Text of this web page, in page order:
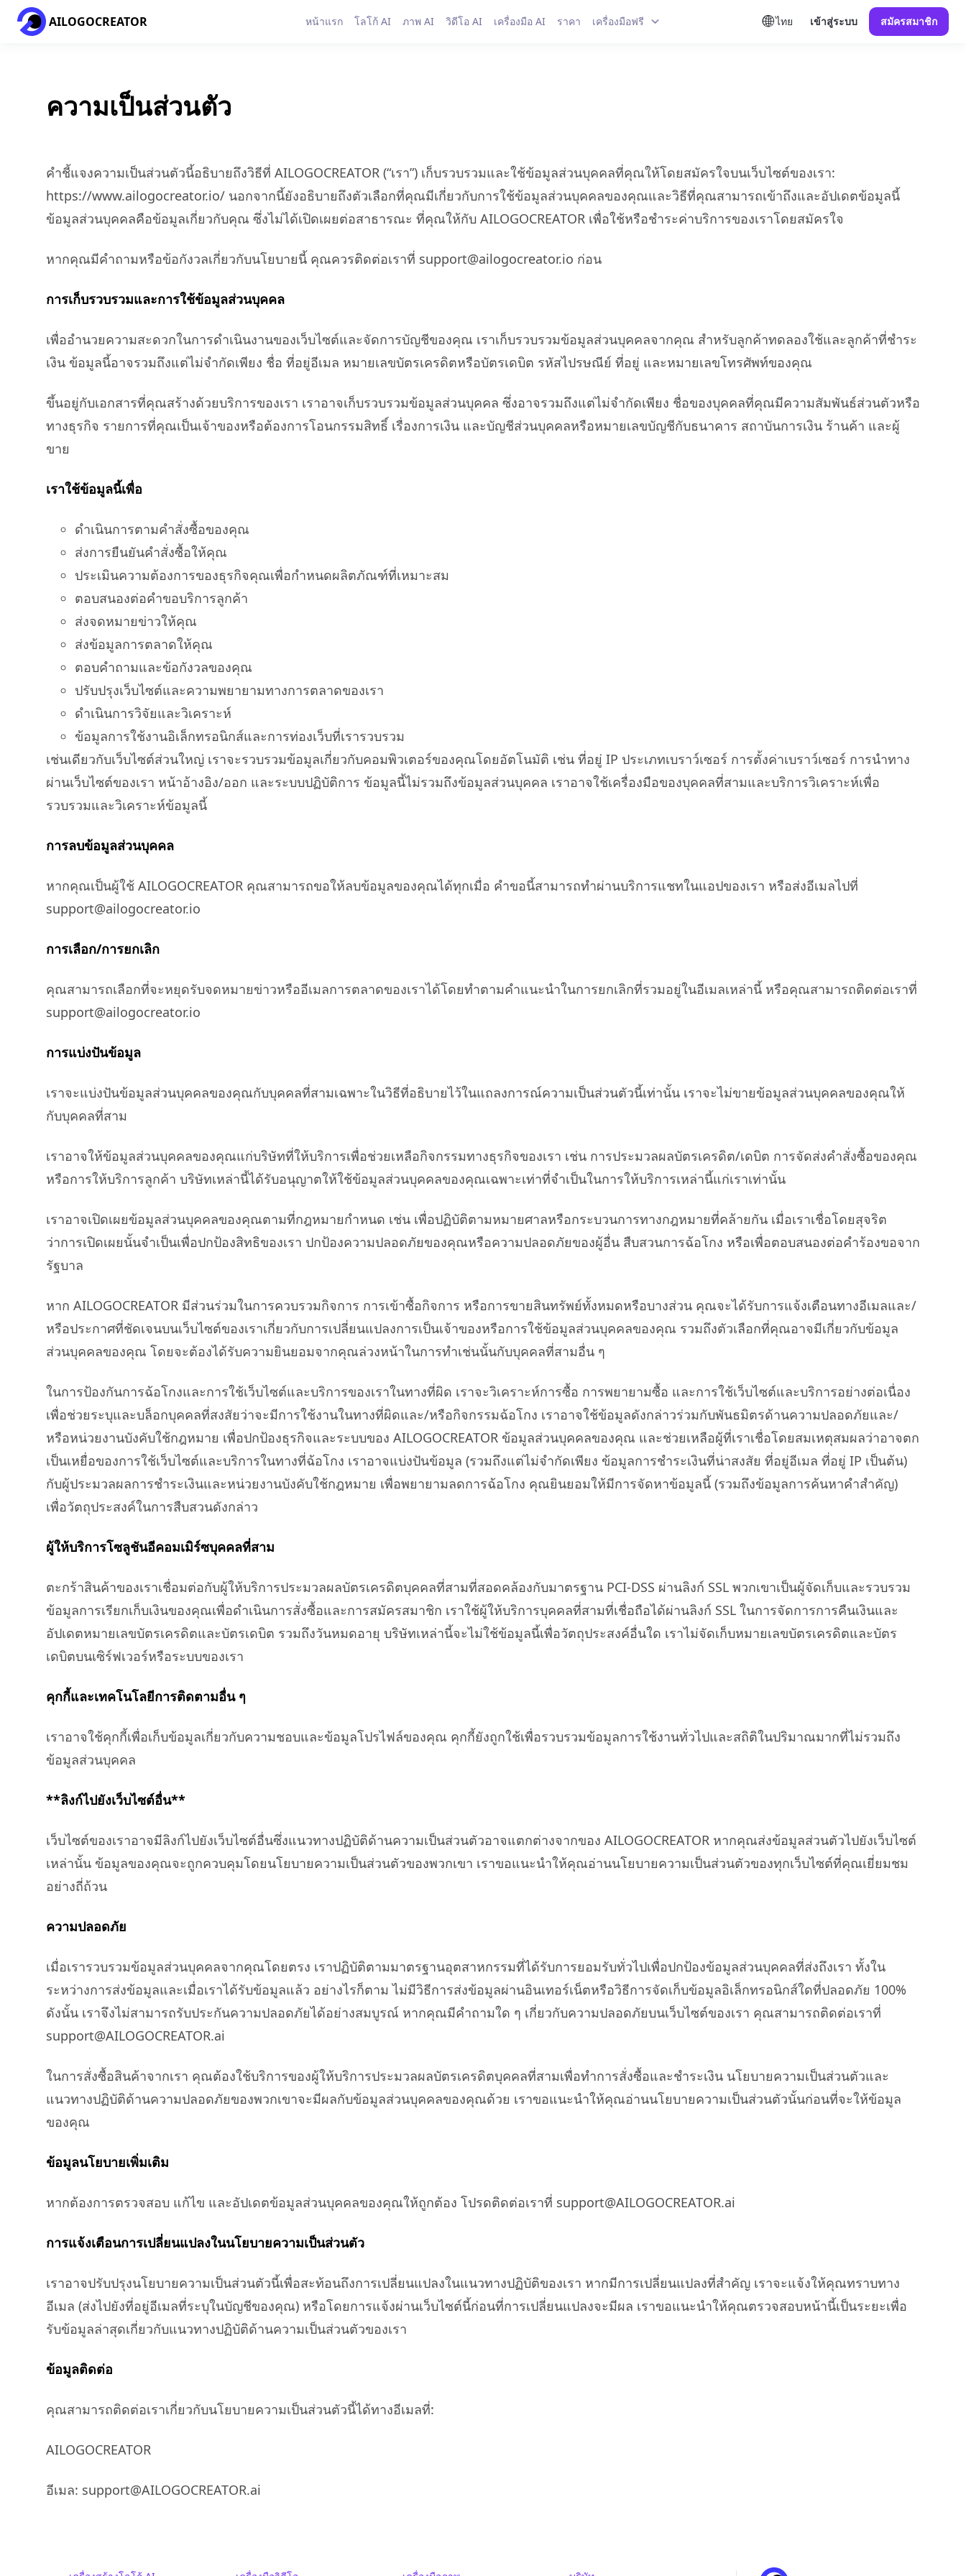
AILOGOCREATOR หน้าแรก โลโก้ AI ภาพ AI วิดีโอ AI เครื่องมือ AI ราคา เครื่องมือฟรี ไทย เข้าสู่ระบบ สมัครสมาชิก
ความเป็นส่วนตัว
คำชี้แจงความเป็นส่วนตัวนี้อธิบายถึงวิธีที่ AILOGOCREATOR (“เรา”) เก็บรวบรวมและใช้ข้อมูลส่วนบุคคลที่คุณให้โดยสมัครใจบนเว็บไซต์ของเรา:
https://www.ailogocreator.io/ นอกจากนี้ยังอธิบายถึงตัวเลือกที่คุณมีเกี่ยวกับการใช้ข้อมูลส่วนบุคคลของคุณและวิธีที่คุณสามารถเข้าถึงและอัปเดตข้อมูลนี้
ข้อมูลส่วนบุคคลคือข้อมูลเกี่ยวกับคุณ ซึ่งไม่ได้เปิดเผยต่อสาธารณะ ที่คุณให้กับ AILOGOCREATOR เพื่อใช้หรือชำระค่าบริการของเราโดยสมัครใจ
หากคุณมีคำถามหรือข้อกังวลเกี่ยวกับนโยบายนี้ คุณควรติดต่อเราที่ support@ailogocreator.io ก่อน
การเก็บรวบรวมและการใช้ข้อมูลส่วนบุคคล
เพื่ออำนวยความสะดวกในการดำเนินงานของเว็บไซต์และจัดการบัญชีของคุณ เราเก็บรวบรวมข้อมูลส่วนบุคคลจากคุณ สำหรับลูกค้าทดลองใช้และลูกค้าที่ชำระ
เงิน ข้อมูลนี้อาจรวมถึงแต่ไม่จำกัดเพียง ชื่อ ที่อยู่อีเมล หมายเลขบัตรเครดิตหรือบัตรเดบิต รหัสไปรษณีย์ ที่อยู่ และหมายเลขโทรศัพท์ของคุณ
ขึ้นอยู่กับเอกสารที่คุณสร้างด้วยบริการของเรา เราอาจเก็บรวบรวมข้อมูลส่วนบุคคล ซึ่งอาจรวมถึงแต่ไม่จำกัดเพียง ชื่อของบุคคลที่คุณมีความสัมพันธ์ส่วนตัวหรือ
ทางธุรกิจ รายการที่คุณเป็นเจ้าของหรือต้องการโอนกรรมสิทธิ์ เรื่องการเงิน และบัญชีส่วนบุคคลหรือหมายเลขบัญชีกับธนาคาร สถาบันการเงิน ร้านค้า และผู้
ขาย
เราใช้ข้อมูลนี้เพื่อ
ดำเนินการตามคำสั่งซื้อของคุณ
ส่งการยืนยันคำสั่งซื้อให้คุณ
ประเมินความต้องการของธุรกิจคุณเพื่อกำหนดผลิตภัณฑ์ที่เหมาะสม
ตอบสนองต่อคำขอบริการลูกค้า
ส่งจดหมายข่าวให้คุณ
ส่งข้อมูลการตลาดให้คุณ
ตอบคำถามและข้อกังวลของคุณ
ปรับปรุงเว็บไซต์และความพยายามทางการตลาดของเรา
ดำเนินการวิจัยและวิเคราะห์
ข้อมูลการใช้งานอิเล็กทรอนิกส์และการท่องเว็บที่เรารวบรวม
เช่นเดียวกับเว็บไซต์ส่วนใหญ่ เราจะรวบรวมข้อมูลเกี่ยวกับคอมพิวเตอร์ของคุณโดยอัตโนมัติ เช่น ที่อยู่ IP ประเภทเบราว์เซอร์ การตั้งค่าเบราว์เซอร์ การนำทาง
ผ่านเว็บไซต์ของเรา หน้าอ้างอิง/ออก และระบบปฏิบัติการ ข้อมูลนี้ไม่รวมถึงข้อมูลส่วนบุคคล เราอาจใช้เครื่องมือของบุคคลที่สามและบริการวิเคราะห์เพื่อ
รวบรวมและวิเคราะห์ข้อมูลนี้
การลบข้อมูลส่วนบุคคล
หากคุณเป็นผู้ใช้ AILOGOCREATOR คุณสามารถขอให้ลบข้อมูลของคุณได้ทุกเมื่อ คำขอนี้สามารถทำผ่านบริการแชทในแอปของเรา หรือส่งอีเมลไปที่
support@ailogocreator.io
การเลือก/การยกเลิก
คุณสามารถเลือกที่จะหยุดรับจดหมายข่าวหรืออีเมลการตลาดของเราได้โดยทำตามคำแนะนำในการยกเลิกที่รวมอยู่ในอีเมลเหล่านี้ หรือคุณสามารถติดต่อเราที่
support@ailogocreator.io
การแบ่งปันข้อมูล
เราจะแบ่งปันข้อมูลส่วนบุคคลของคุณกับบุคคลที่สามเฉพาะในวิธีที่อธิบายไว้ในแถลงการณ์ความเป็นส่วนตัวนี้เท่านั้น เราจะไม่ขายข้อมูลส่วนบุคคลของคุณให้
กับบุคคลที่สาม
เราอาจให้ข้อมูลส่วนบุคคลของคุณแก่บริษัทที่ให้บริการเพื่อช่วยเหลือกิจกรรมทางธุรกิจของเรา เช่น การประมวลผลบัตรเครดิต/เดบิต การจัดส่งคำสั่งซื้อของคุณ
หรือการให้บริการลูกค้า บริษัทเหล่านี้ได้รับอนุญาตให้ใช้ข้อมูลส่วนบุคคลของคุณเฉพาะเท่าที่จำเป็นในการให้บริการเหล่านี้แก่เราเท่านั้น
เราอาจเปิดเผยข้อมูลส่วนบุคคลของคุณตามที่กฎหมายกำหนด เช่น เพื่อปฏิบัติตามหมายศาลหรือกระบวนการทางกฎหมายที่คล้ายกัน เมื่อเราเชื่อโดยสุจริต
ว่าการเปิดเผยนั้นจำเป็นเพื่อปกป้องสิทธิของเรา ปกป้องความปลอดภัยของคุณหรือความปลอดภัยของผู้อื่น สืบสวนการฉ้อโกง หรือเพื่อตอบสนองต่อคำร้องขอจาก
รัฐบาล
หาก AILOGOCREATOR มีส่วนร่วมในการควบรวมกิจการ การเข้าซื้อกิจการ หรือการขายสินทรัพย์ทั้งหมดหรือบางส่วน คุณจะได้รับการแจ้งเตือนทางอีเมลและ/
หรือประกาศที่ชัดเจนบนเว็บไซต์ของเราเกี่ยวกับการเปลี่ยนแปลงการเป็นเจ้าของหรือการใช้ข้อมูลส่วนบุคคลของคุณ รวมถึงตัวเลือกที่คุณอาจมีเกี่ยวกับข้อมูล
ส่วนบุคคลของคุณ โดยจะต้องได้รับความยินยอมจากคุณล่วงหน้าในการทำเช่นนั้นกับบุคคลที่สามอื่น ๆ
ในการป้องกันการฉ้อโกงและการใช้เว็บไซต์และบริการของเราในทางที่ผิด เราจะวิเคราะห์การซื้อ การพยายามซื้อ และการใช้เว็บไซต์และบริการอย่างต่อเนื่อง
เพื่อช่วยระบุและบล็อกบุคคลที่สงสัยว่าจะมีการใช้งานในทางที่ผิดและ/หรือกิจกรรมฉ้อโกง เราอาจใช้ข้อมูลดังกล่าวร่วมกับพันธมิตรด้านความปลอดภัยและ/
หรือหน่วยงานบังคับใช้กฎหมาย เพื่อปกป้องธุรกิจและระบบของ AILOGOCREATOR ข้อมูลส่วนบุคคลของคุณ และช่วยเหลือผู้ที่เราเชื่อโดยสมเหตุสมผลว่าอาจตก
เป็นเหยื่อของการใช้เว็บไซต์และบริการในทางที่ฉ้อโกง เราอาจแบ่งปันข้อมูล (รวมถึงแต่ไม่จำกัดเพียง ข้อมูลการชำระเงินที่น่าสงสัย ที่อยู่อีเมล ที่อยู่ IP เป็นต้น)
กับผู้ประมวลผลการชำระเงินและหน่วยงานบังคับใช้กฎหมาย เพื่อพยายามลดการฉ้อโกง คุณยินยอมให้มีการจัดหาข้อมูลนี้ (รวมถึงข้อมูลการค้นหาคำสำคัญ)
เพื่อวัตถุประสงค์ในการสืบสวนดังกล่าว
ผู้ให้บริการโซลูชันอีคอมเมิร์ซบุคคลที่สาม
ตะกร้าสินค้าของเราเชื่อมต่อกับผู้ให้บริการประมวลผลบัตรเครดิตบุคคลที่สามที่สอดคล้องกับมาตรฐาน PCI-DSS ผ่านลิงก์ SSL พวกเขาเป็นผู้จัดเก็บและรวบรวม
ข้อมูลการเรียกเก็บเงินของคุณเพื่อดำเนินการสั่งซื้อและการสมัครสมาชิก เราใช้ผู้ให้บริการบุคคลที่สามที่เชื่อถือได้ผ่านลิงก์ SSL ในการจัดการการคืนเงินและ
อัปเดตหมายเลขบัตรเครดิตและบัตรเดบิต รวมถึงวันหมดอายุ บริษัทเหล่านี้จะไม่ใช้ข้อมูลนี้เพื่อวัตถุประสงค์อื่นใด เราไม่จัดเก็บหมายเลขบัตรเครดิตและบัตร
เดบิตบนเซิร์ฟเวอร์หรือระบบของเรา
คุกกี้และเทคโนโลยีการติดตามอื่น ๆ
เราอาจใช้คุกกี้เพื่อเก็บข้อมูลเกี่ยวกับความชอบและข้อมูลโปรไฟล์ของคุณ คุกกี้ยังถูกใช้เพื่อรวบรวมข้อมูลการใช้งานทั่วไปและสถิติในปริมาณมากที่ไม่รวมถึง
ข้อมูลส่วนบุคคล
**ลิงก์ไปยังเว็บไซต์อื่น**
เว็บไซต์ของเราอาจมีลิงก์ไปยังเว็บไซต์อื่นซึ่งแนวทางปฏิบัติด้านความเป็นส่วนตัวอาจแตกต่างจากของ AILOGOCREATOR หากคุณส่งข้อมูลส่วนตัวไปยังเว็บไซต์
เหล่านั้น ข้อมูลของคุณจะถูกควบคุมโดยนโยบายความเป็นส่วนตัวของพวกเขา เราขอแนะนำให้คุณอ่านนโยบายความเป็นส่วนตัวของทุกเว็บไซต์ที่คุณเยี่ยมชม
อย่างถี่ถ้วน
ความปลอดภัย
เมื่อเรารวบรวมข้อมูลส่วนบุคคลจากคุณโดยตรง เราปฏิบัติตามมาตรฐานอุตสาหกรรมที่ได้รับการยอมรับทั่วไปเพื่อปกป้องข้อมูลส่วนบุคคลที่ส่งถึงเรา ทั้งใน
ระหว่างการส่งข้อมูลและเมื่อเราได้รับข้อมูลแล้ว อย่างไรก็ตาม ไม่มีวิธีการส่งข้อมูลผ่านอินเทอร์เน็ตหรือวิธีการจัดเก็บข้อมูลอิเล็กทรอนิกส์ใดที่ปลอดภัย 100%
ดังนั้น เราจึงไม่สามารถรับประกันความปลอดภัยได้อย่างสมบูรณ์ หากคุณมีคำถามใด ๆ เกี่ยวกับความปลอดภัยบนเว็บไซต์ของเรา คุณสามารถติดต่อเราที่
support@AILOGOCREATOR.ai
ในการสั่งซื้อสินค้าจากเรา คุณต้องใช้บริการของผู้ให้บริการประมวลผลบัตรเครดิตบุคคลที่สามเพื่อทำการสั่งซื้อและชำระเงิน นโยบายความเป็นส่วนตัวและ
แนวทางปฏิบัติด้านความปลอดภัยของพวกเขาจะมีผลกับข้อมูลส่วนบุคคลของคุณด้วย เราขอแนะนำให้คุณอ่านนโยบายความเป็นส่วนตัวนั้นก่อนที่จะให้ข้อมูล
ของคุณ
ข้อมูลนโยบายเพิ่มเติม
หากต้องการตรวจสอบ แก้ไข และอัปเดตข้อมูลส่วนบุคคลของคุณให้ถูกต้อง โปรดติดต่อเราที่ support@AILOGOCREATOR.ai
การแจ้งเตือนการเปลี่ยนแปลงในนโยบายความเป็นส่วนตัว
เราอาจปรับปรุงนโยบายความเป็นส่วนตัวนี้เพื่อสะท้อนถึงการเปลี่ยนแปลงในแนวทางปฏิบัติของเรา หากมีการเปลี่ยนแปลงที่สำคัญ เราจะแจ้งให้คุณทราบทาง
อีเมล (ส่งไปยังที่อยู่อีเมลที่ระบุในบัญชีของคุณ) หรือโดยการแจ้งผ่านเว็บไซต์นี้ก่อนที่การเปลี่ยนแปลงจะมีผล เราขอแนะนำให้คุณตรวจสอบหน้านี้เป็นระยะเพื่อ
รับข้อมูลล่าสุดเกี่ยวกับแนวทางปฏิบัติด้านความเป็นส่วนตัวของเรา
ข้อมูลติดต่อ
คุณสามารถติดต่อเราเกี่ยวกับนโยบายความเป็นส่วนตัวนี้ได้ทางอีเมลที่:
AILOGOCREATOR
อีเมล: support@AILOGOCREATOR.ai